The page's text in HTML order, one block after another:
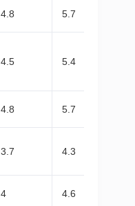
4.8 5.7
4.5 5.4
4.8 5.7
3.7 4.3
4 4.6